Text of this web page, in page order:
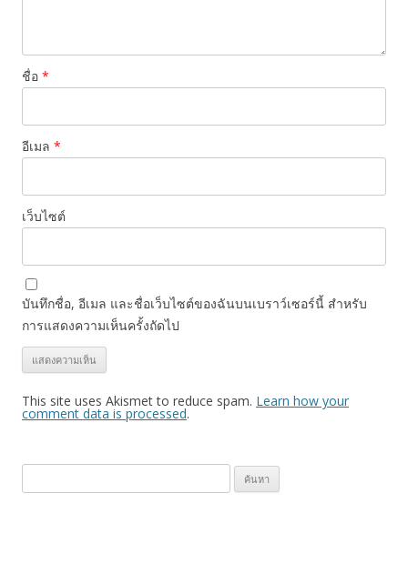
ชื่อ *
อีเมล *
เว็บไซต์
บันทึกชื่อ, อีเมล และชื่อเว็บไซต์ของฉันบนเบราว์เซอร์นี้ สำหรับ
การแสดงความเห็นครั้งถัดไป
This site uses Akismet to reduce spam. Learn how your
comment data is processed.
น